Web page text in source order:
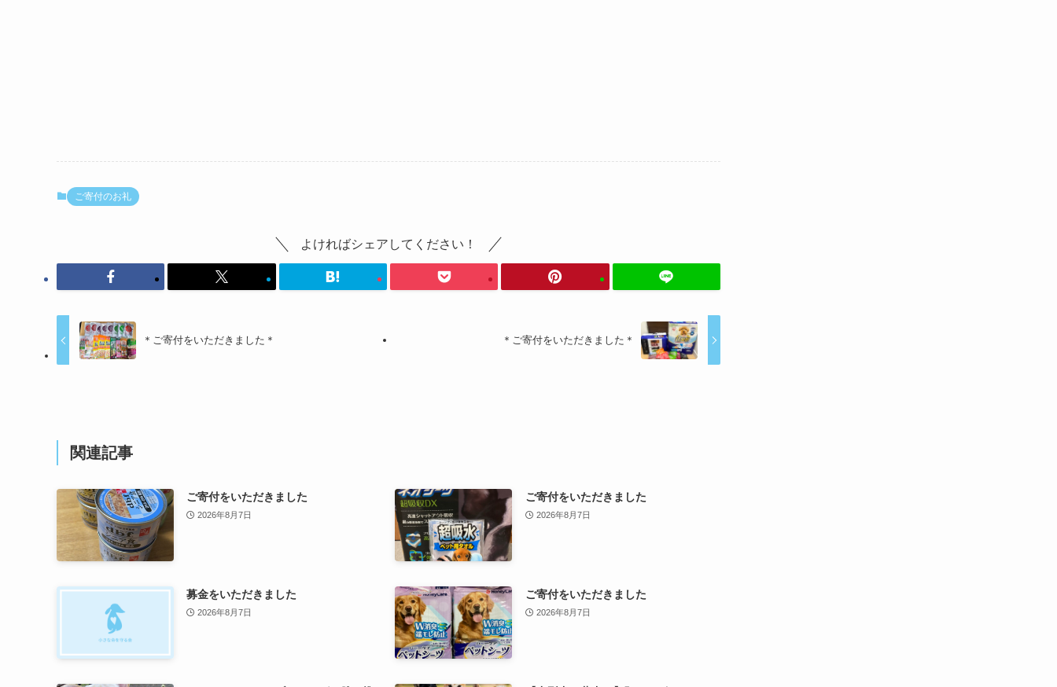
ご寄付のお礼
よければシェアしてください！
＊ご寄付をいただきました＊ ＊ご寄付をいただきました＊
関連記事
ご寄付をいただきました
2026年8月7日
ご寄付をいただきました
2026年8月7日
募金をいただきました
2026年8月7日
ご寄付をいただきました
2026年8月7日